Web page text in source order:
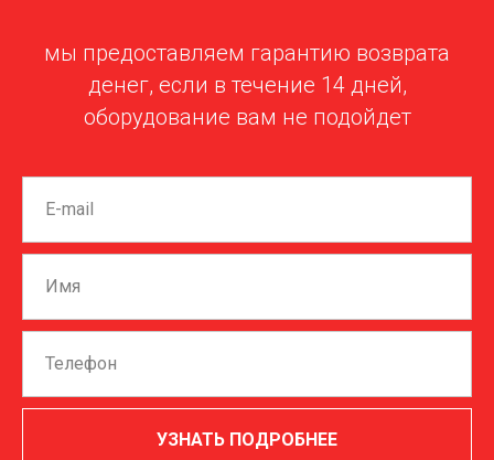
мы предоставляем гарантию возврата
денег, если в течение 14 дней,
оборудование вам не подойдет
УЗНАТЬ ПОДРОБНЕЕ